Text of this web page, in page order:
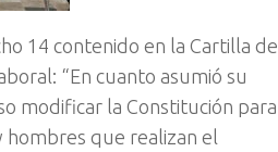
14 contenido en la Cartilla de
“En cuanto asumió su
modificar la Constitución para
hombres que realizan el